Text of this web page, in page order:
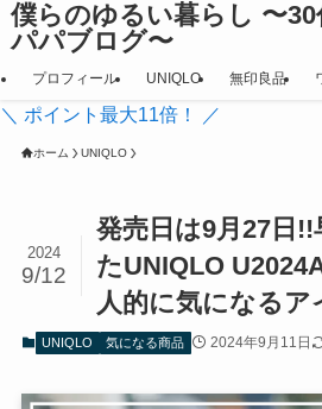
僕らのゆるい暮らし 〜30
パパブログ〜
プロフィール UNIQLO 無印良品
＼ ポイント最大11倍！ ／
ホーム UNIQLO
発売日は9月27日
たUNIQLO
人的に気になるア
2024
9/12
UNIQLO 気になる商品 2024年9月11日